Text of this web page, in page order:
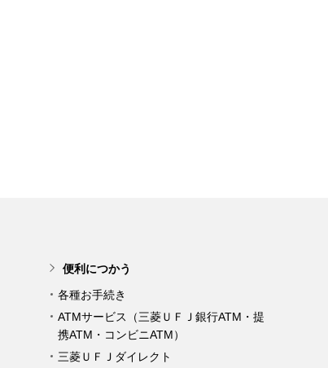
便利につかう
各種お手続き
ATMサービス（三菱ＵＦＪ銀行ATM・提
携ATM・コンビニATM）
三菱ＵＦＪダイレクト